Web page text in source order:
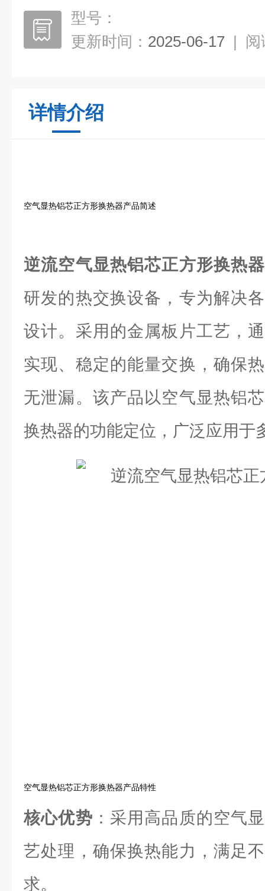
型号：
更新时间： 2025-06-17 | 阅
详情介绍
空气显热铝芯正方形换热器产品简述
逆流空气显热铝芯正方形换热器
研发的热交换设备，专为解决
设计。采用的金属板片工艺，
实现、稳定的能量交换，确保
无泄漏。该产品以空气显热铝
换热器的功能定位，广泛应用于
空气显热铝芯正方形换热器产品特性
核心优势 ：采用高品质的空气
艺处理，确保换热能力，满足
求。